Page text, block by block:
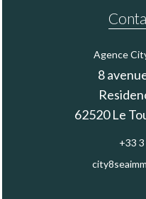
Agence
8
62520Le
+33